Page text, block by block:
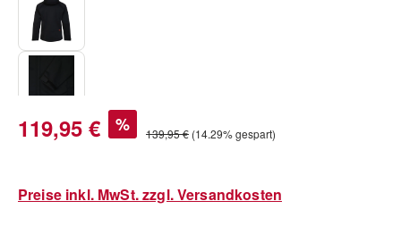
Verkaufspreis:
119,95 € % Regulärer Preis:
139,95 € (14.29% gespart)
Preise inkl. MwSt. zzgl. Versandkosten